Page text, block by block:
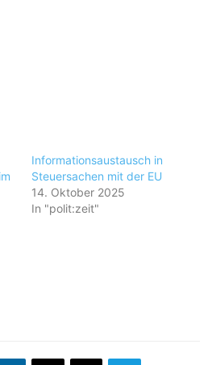
Informationsaustausch in
Steuersachen mit der EU
14. Oktober 2025
In "polit:zeit"